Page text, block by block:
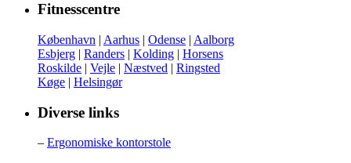
Fitnesscentre
København | Aarhus | Odense | Aalborg
Esbjerg | Randers | Kolding | Horsens
Roskilde | Vejle | Næstved | Ringsted
Køge | Helsingør
Diverse links
– Ergonomiske kontorstole